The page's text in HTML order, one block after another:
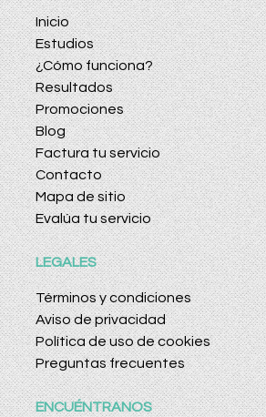
Inicio
Estudios
¿Cómo funciona?
Resultados
Promociones
Blog
Factura tu servicio
Contacto
Mapa de sitio
Evalúa tu servicio
LEGALES
Términos y condiciones
Aviso de privacidad
Política de uso de cookies
Preguntas frecuentes
ENCUÉNTRANOS